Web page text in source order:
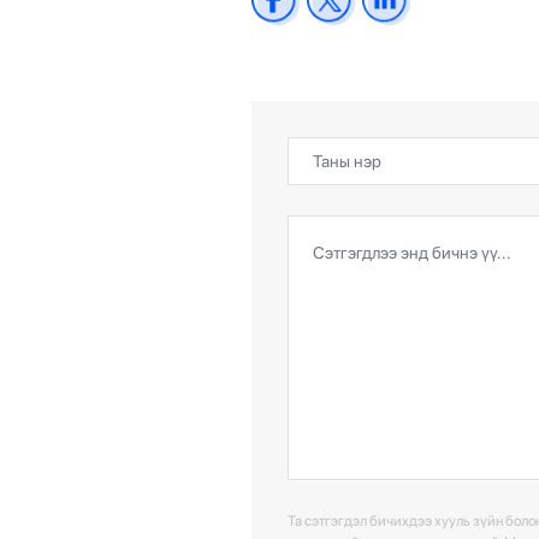
Та сэтгэгдэл бичихдээ хууль зүйн